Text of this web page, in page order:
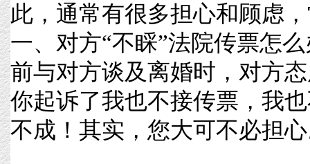
此，通常有很多担心和顾虑
一、对方“不睬”法院传票怎
前与对方谈及离婚时，对方
你起诉了我也不接传票，我
不成！其实，您大可不必担